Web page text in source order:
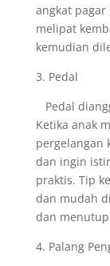
angkat
melipat
kemudian
3. Pedal
Pedal
Ketika anak
pergelangan
dan ingin
praktis. Tip
dan mudah
dan
4. Palang